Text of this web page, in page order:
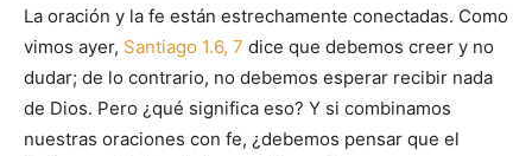
La oración y la fe están estrechamente conectadas. Como
vimos ayer, Santiago 1.6, 7 dice que debemos creer y no
dudar; de lo contrario, no debemos esperar recibir nada
de Dios. Pero ¿qué significa eso? Y si combinamos
nuestras oraciones con fe, ¿debemos pensar que el